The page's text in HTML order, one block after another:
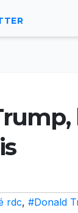
rdc, #Donald